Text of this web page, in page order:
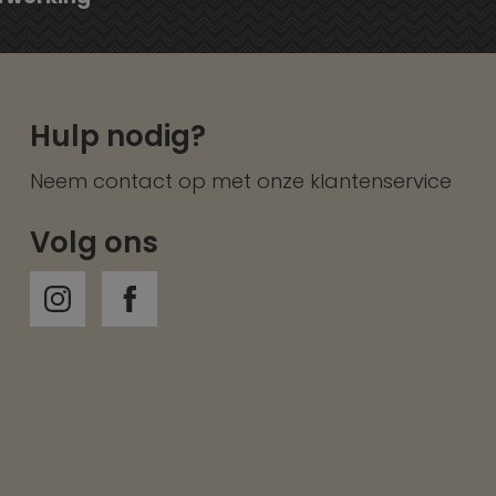
Hulp nodig?
Neem contact op met onze klantenservice
Volg ons